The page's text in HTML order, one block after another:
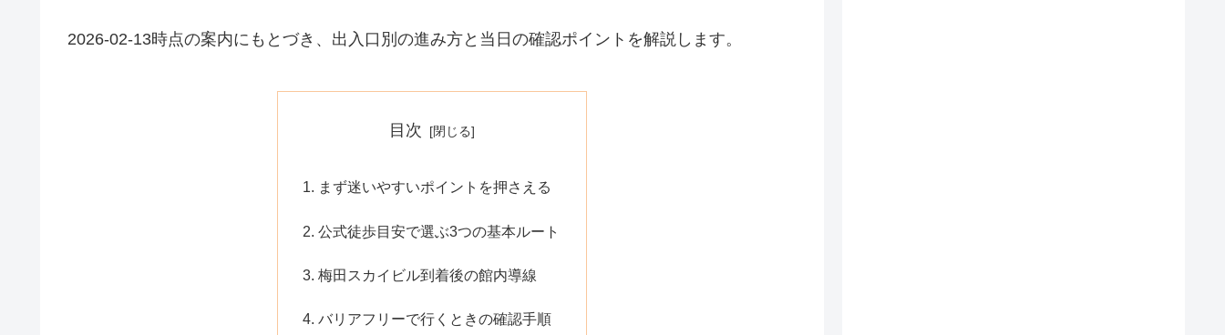
2026-02-13時点の案内にもとづき、出入口別の進み方と当日の確認ポイントを解説します。
目次
まず迷いやすいポイントを押さえる
公式徒歩目安で選ぶ3つの基本ルート
梅田スカイビル到着後の館内導線
バリアフリーで行くときの確認手順